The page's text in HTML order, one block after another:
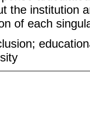
the institution
of each